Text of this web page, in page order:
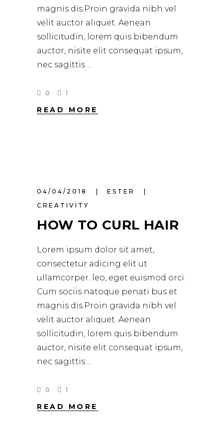
magnis dis.Proin gravida nibh vel
velit auctor aliquet. Aenean
sollicitudin, lorem quis bibendum
auctor, nisite elit consequat ipsum,
nec sagittis
0 1
READ MORE
04/04/2018
ESTER
CREATIVITY
HOW TO CURL HAIR
Lorem ipsum dolor sit amet,
consectetur adicing elit ut
ullamcorper. leo, eget euismod orci.
Cum sociis natoque penati bus et
magnis dis.Proin gravida nibh vel
velit auctor aliquet. Aenean
sollicitudin, lorem quis bibendum
auctor, nisite elit consequat ipsum,
nec sagittis
0 1
READ MORE